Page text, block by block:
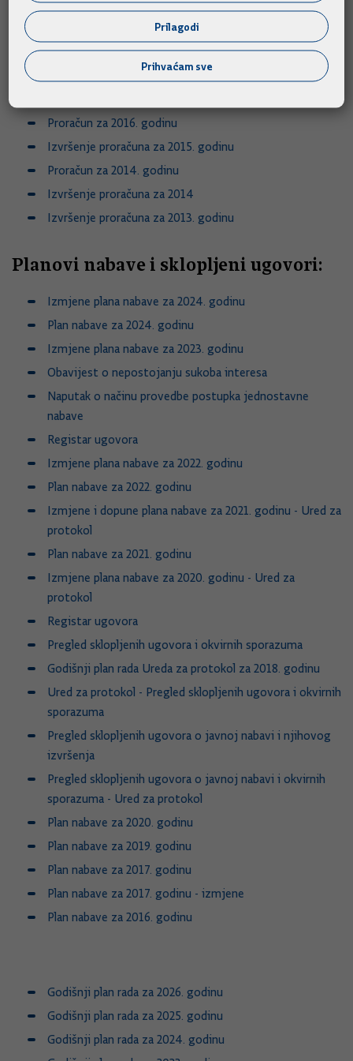
Proračun za 2017. godinu
Izvještaji proračuna, proračunskih i izvanproračunskih
korisnika za 2017. godinu
Bilješke uz Izvještaj proračuna, proračunskih i
Proračun za 2016. godinu
Izvršenje proračuna za 2015. godinu
Proračun za 2014. godinu
Izvršenje proračuna za 2014
Izvršenje proračuna za 2013. godinu
Planovi nabave i sklopljeni ugovori:
Izmjene plana nabave za 2024. godinu
Plan nabave za 2024. godinu
Izmjene plana nabave za 2023. godinu
Obavijest o nepostojanju sukoba interesa
Naputak o načinu provedbe postupka jednostavne
nabave
Registar ugovora
Izmjene plana nabave za 2022. godinu
Plan nabave za 2022. godinu
Izmjene i dopune plana nabave za 2021. godinu - Ured za
protokol
Plan nabave za 2021. godinu
Izmjene plana nabave za 2020. godinu - Ured za
protokol
Registar ugovora
Pregled sklopljenih ugovora i okvirnih sporazuma
Godišnji plan rada Ureda za protokol za 2018. godinu
Ured za protokol - Pregled sklopljenih ugovora i okvirnih
sporazuma
Pregled sklopljenih ugovora o javnoj nabavi i njihovog
izvršenja
Pregled sklopljenih ugovora o javnoj nabavi i okvirnih
sporazuma - Ured za protokol
Plan nabave za 2020. godinu
Plan nabave za 2019. godinu
Plan nabave za 2017. godinu
Plan nabave za 2017. godinu - izmjene
Plan nabave za 2016. godinu
Godišnji plan rada za 2026. godinu
Godišnji plan rada za 2025. godinu
Godišnji plan rada za 2024. godinu
Prilagodi
Prihvaćam sve